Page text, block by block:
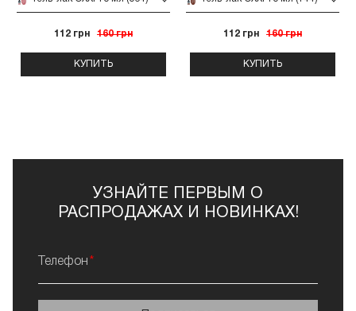
112 грн 160 грн
КУПИТЬ
112 грн 160 грн
КУПИТЬ
УЗНАЙТЕ ПЕРВЫМ О
РАСПРОДАЖАХ И НОВИНКАХ!
Телефон